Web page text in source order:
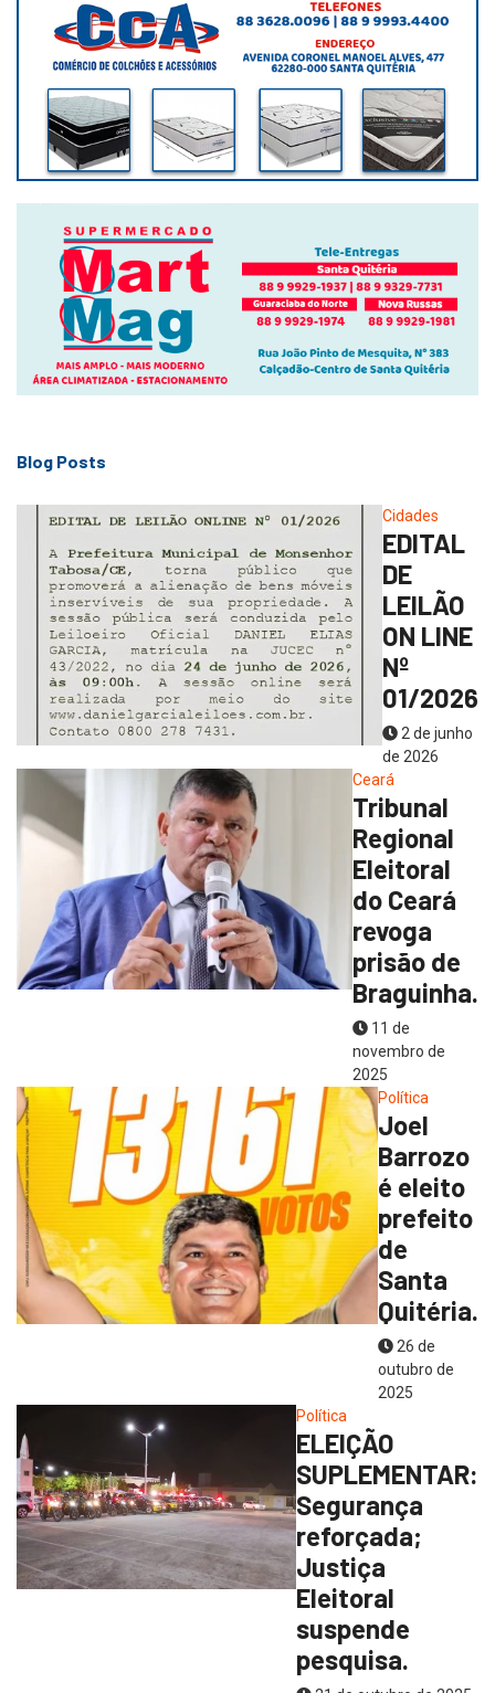
Blog Posts
Cidades
EDITAL
DE
LEILÃO
ON LINE
Nº
01/2026
2 de junho
de 2026
Ceará
Tribunal
Regional
Eleitoral
do Ceará
revoga
prisão de
Braguinha.
11 de
novembro de
2025
Política
Joel
Barrozo
é eleito
prefeito
de
Santa
Quitéria.
26 de
outubro de
2025
Política
ELEIÇÃO
SUPLEMENTAR:
Segurança
reforçada;
Justiça
Eleitoral
suspende
pesquisa.